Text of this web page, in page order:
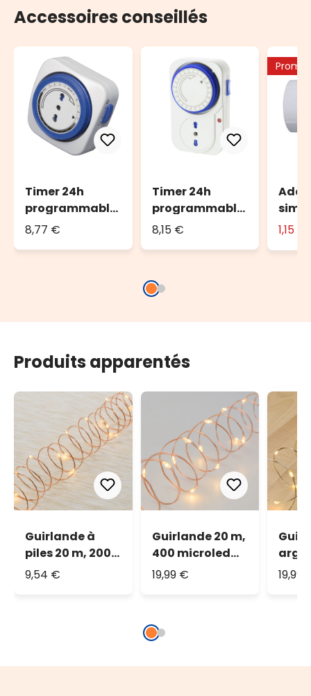
Accessoires conseillés
Timer 24h
programmable
COMPACT
8,77 €
Timer 24h
programmable
DAILY
8,15 €
Promo
1,15 €
Produits apparentés
Guirlande à
piles 20 m, 200
microled blanc
9,54 €
Guirlande 20 m,
400 microled
blanc chaud
19,99 €
400
19,99